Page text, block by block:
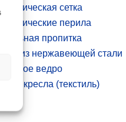
сетка
перила
пропитка
из нержавеющей стали
ведро
кресла (текстиль)